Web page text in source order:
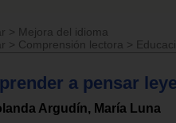
> Mejora del idioma
> Comprensión lectora >
a pensar
Argudín, María Luna